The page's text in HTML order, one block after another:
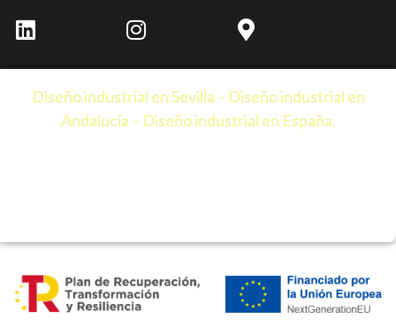
Diseño industrial en Sevilla – Diseño industrial en
Andalucía – Diseño industrial en España.